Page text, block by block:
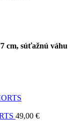
cm, súťažnú váhu
49,00 €